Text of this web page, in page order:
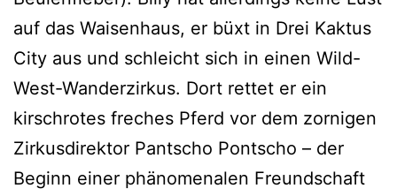
auf das Waisenhaus, er büxt in Drei Kaktus
City aus und schleicht sich in einen Wild-
West-Wanderzirkus. Dort ret­tet er ein
kirsch­ro­tes fre­ches Pferd vor dem zor­ni­gen
Zirkusdirektor Pantscho Pontscho – der
Beginn einer phä­no­me­na­len Freundschaft